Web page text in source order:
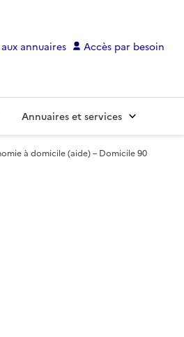
annuaires Accès par besoin
Annuaires et services
à domicile (aide) – Domicile 90